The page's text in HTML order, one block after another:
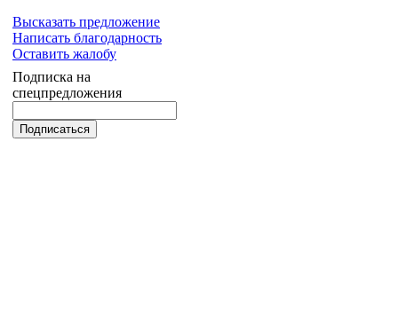
Высказать предложение
Написать благодарность
Оставить жалобу
Подписка на
спецпредложения